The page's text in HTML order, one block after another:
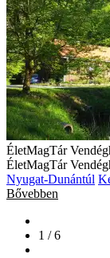
ÉletMagTár
ÉletMagTár
Nyugat-Dunántúl
Bővebben
1 / 6